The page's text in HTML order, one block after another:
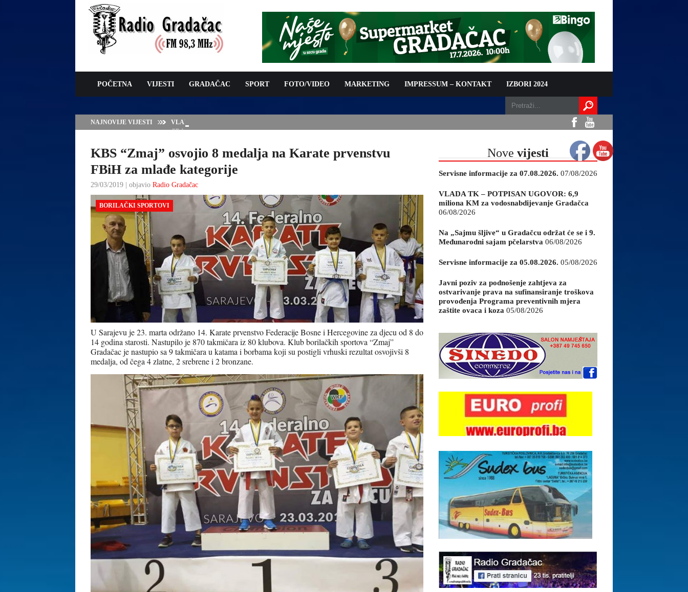
POČETNA VIJESTI GRADAČAC SPORT FOTO/VIDEO MARKETING IMPRESSUM – KONTAKT IZBORI 2024
NAJNOVIJE VIJESTI
VLADA TK – POTPISAN UGOVOR: 6,9 MILIONA KM ZA VODOSNABDIJEVANJE
GRADAČCA
KBS “Zmaj” osvojio 8 medalja na Karate prvenstvu
FBiH za mlađe kategorije
29/03/2019 | objavio Radio Gradačac
BORILAČKI SPORTOVI
U Sarajevu je 23. marta održano 14. Karate prvenstvo Federacije Bosne i Hercegovine za djecu od 8 do
14 godina starosti. Nastupilo je 870 takmičara iz 80 klubova. Klub borilačkih sportova “Zmaj”
Gradačac je nastupio sa 9 takmičara u katama i borbama koji su postigli vrhuski rezultat osvojivši 8
medalja, od čega 4 zlatne, 2 srebrene i 2 bronzane.
Nove vijesti
Servisne informacije za 07.08.2026. 07/08/2026
VLADA TK – POTPISAN UGOVOR: 6,9
miliona KM za vodosnabdijevanje Gradačca
06/08/2026
Na „Sajmu šljive“ u Gradačcu održat će se i 9.
Međunarodni sajam pčelarstva 06/08/2026
Servisne informacije za 05.08.2026. 05/08/2026
Javni poziv za podnošenje zahtjeva za
ostvarivanje prava na sufinansiranje troškova
provođenja Programa preventivnih mjera
zaštite ovaca i koza 05/08/2026